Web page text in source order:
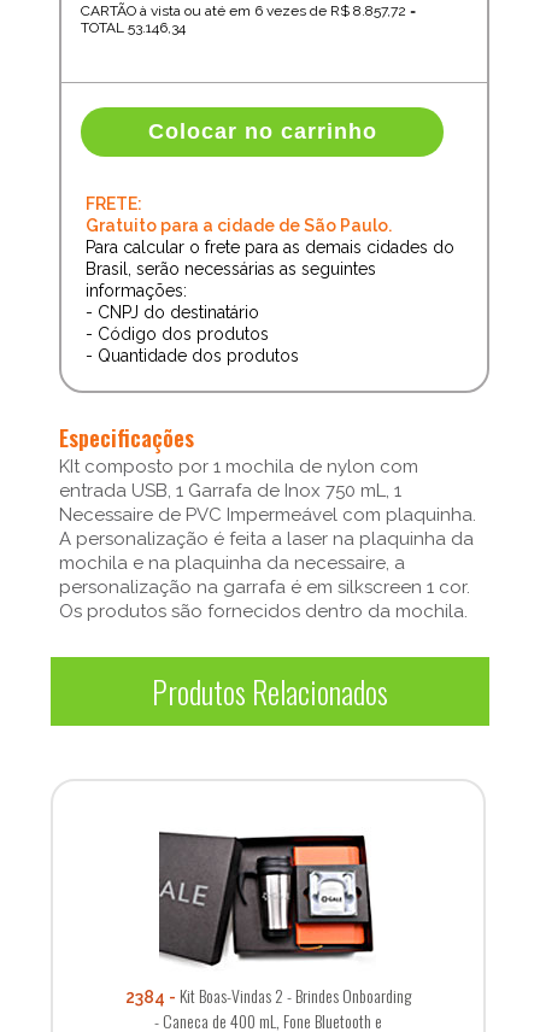
CARTÃO à vista ou até em 6 vezes de R$ 8.857,72 =
TOTAL 53.146,34
Colocar no carrinho
FRETE:
Gratuito para a cidade de São Paulo.
Para calcular o frete para as demais cidades do
Brasil, serão necessárias as seguintes
informações:
- CNPJ do destinatário
- Código dos produtos
- Quantidade dos produtos
Especificações
KIt composto por 1 mochila de nylon com
entrada USB, 1 Garrafa de Inox 750 mL, 1
Necessaire de PVC Impermeável com plaquinha.
A personalização é feita a laser na plaquinha da
mochila e na plaquinha da necessaire, a
personalização na garrafa é em silkscreen 1 cor.
Os produtos são fornecidos dentro da mochila.
Produtos Relacionados
2384
Kit Boas-Vindas 2 - Brindes Onboarding
- Caneca de 400 mL, Fone Bluetooth e